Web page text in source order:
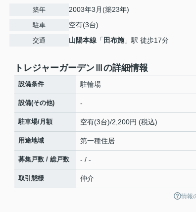
築年 2003年3月(築23年)
駐車 空有(3台)
交通 山陽本線 「 田布施」駅 徒歩17分
トレジャーガーデンⅢの詳細情報
設備条件 駐輪場
設備(その他) -
駐車場/月額 空有(3台)/2,200円 (税込)
用途地域 第一種住居
募集戸数 / 総戸数 - / -
取引態様 仲介
情報